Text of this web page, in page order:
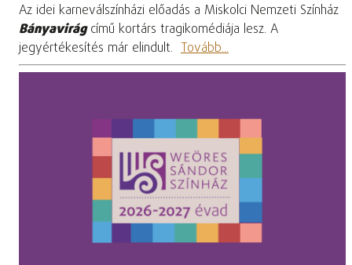
Az idei karneválszínházi előadás a Miskolci Nemzeti Színház
Bányavirágcímű kortárs tragikomédiája lesz. A
jegyértékesítés már elindult. Tovább...